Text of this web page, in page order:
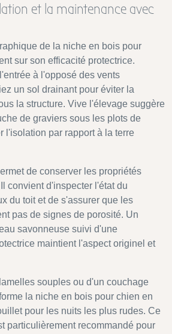
et la maintenance avec
de la niche en bois pour
sur son efficacité protectrice.
à l'opposé des vents
un sol drainant pour éviter la
la structure. Vive l'élevage suggère
de graviers sous les plots de
l'isolation par rapport à la terre
de conserver les propriétés
convient d'inspecter l'état du
du toit et de s'assurer que les
pas de signes de porosité. Un
savonneuse suivi d'une
maintient l'aspect originel et
souples ou d'un couchage
la niche en bois pour chien en
pour les nuits les plus rudes. Ce
particulièrement recommandé pour